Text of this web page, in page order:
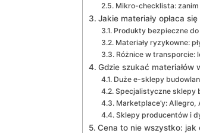
Mikro-checklista:
Jakie materiały opłaca
Produkty bezpieczne
Materiały ryzykowne:
Różnice w transporcie:
Gdzie szukać materiałów
Duże e-sklepy
Specjalistyczne sklepy
Marketplace’y: Allegro,
Sklepy producentów i
Cena to nie wszystko: jak